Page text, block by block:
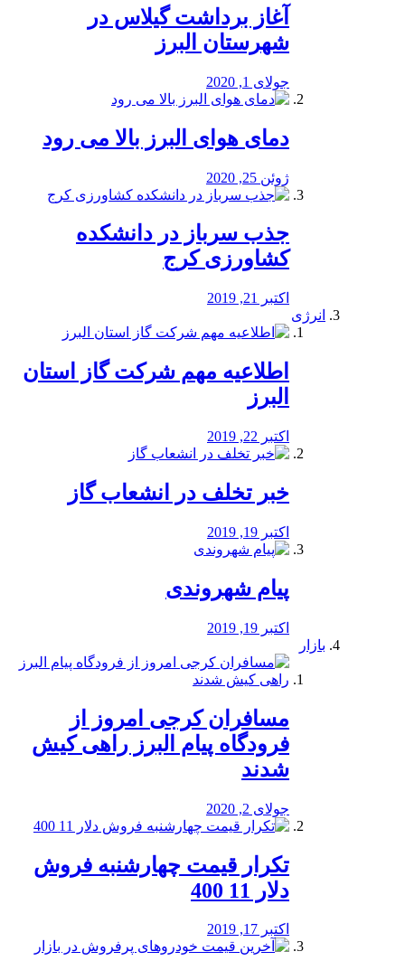
آغاز برداشت گیلاس در
شهرستان البرز
جولای 1, 2020
دمای هوای البرز بالا می رود
ژوئن 25, 2020
جذب سرباز در دانشکده
کشاورزی کرج
اکتبر 21, 2019
انرژی
️اطلاعیه مهم شرکت گاز استان
البرز
اکتبر 22, 2019
خبر تخلف در انشعاب گاز
اکتبر 19, 2019
پیام شهروندی
اکتبر 19, 2019
بازار
مسافران کرجی امروز از
فرودگاه پیام البرز راهی کیش
شدند
جولای 2, 2020
تکرار قیمت چهارشنبه فروش
دلار 11 400
اکتبر 17, 2019